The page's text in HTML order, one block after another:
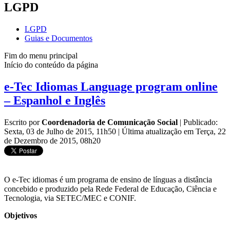
LGPD
LGPD
Guias e Documentos
Fim do menu principal
Início do conteúdo da página
e-Tec Idiomas Language program online
– Espanhol e Inglês
Escrito porCoordenadoria de Comunicação Social | Publicado:
Sexta, 03 de Julho de 2015, 11h50 | Última atualização em Terça, 22
de Dezembro de 2015, 08h20
O e-Tec idiomas é um programa de ensino de línguas a distância
concebido e produzido pela Rede Federal de Educação, Ciência e
Tecnologia, via SETEC/MEC e CONIF.
Objetivos